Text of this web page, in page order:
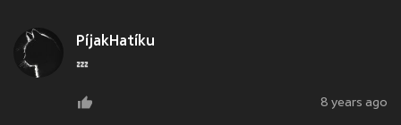
PíjakHatíku
💤
8 years ago